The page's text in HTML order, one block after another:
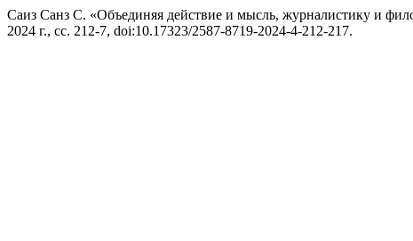
Саиз Санз С. «Объединяя действие и мысль, журналистику и
2024 г., сс. 212-7, doi:10.17323/2587-8719-2024-4-212-217.